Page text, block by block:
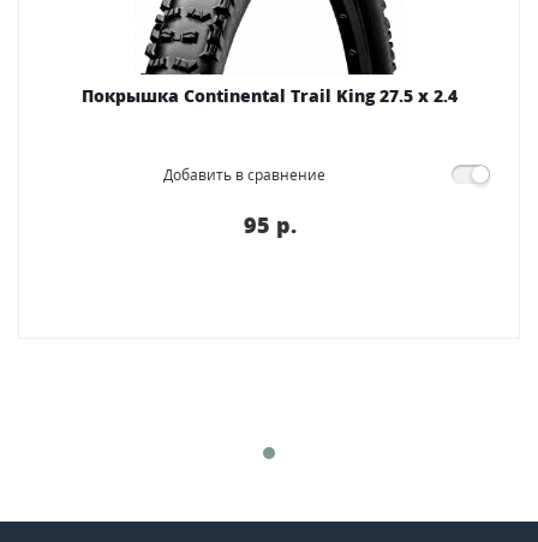
Покрышка Continental Trail King 27.5 x 2.4
Добавить в сравнение
95 p.